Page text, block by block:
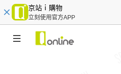
京站ｉ購物
立刻使用官方APP